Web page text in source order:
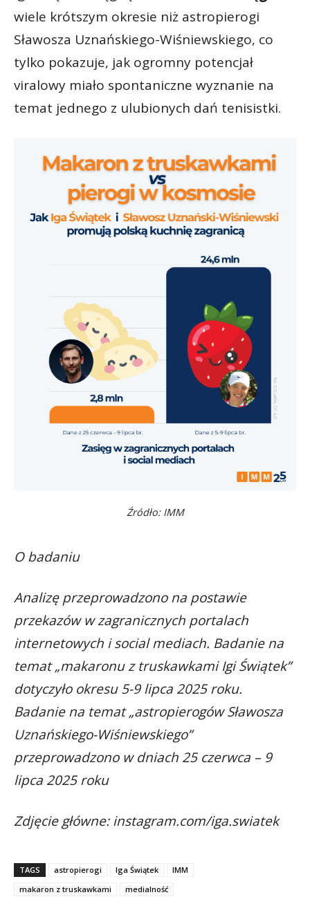
wiele krótszym okresie niż astropierogi
Sławosza Uznańskiego-Wiśniewskiego, co
tylko pokazuje, jak ogromny potencjał
viralowy miało spontaniczne wyznanie na
temat jednego z ulubionych dań tenisistki.
Źródło: IMM
O badaniu
Analizę przeprowadzono na postawie
przekazów w zagranicznych portalach
internetowych i social mediach. Badanie na
temat „makaronu z truskawkami Igi Świątek”
dotyczyło okresu 5-9 lipca 2025 roku.
Badanie na temat „astropierogów Sławosza
Uznańskiego-Wiśniewskiego”
przeprowadzono w dniach 25 czerwca – 9
lipca 2025 roku
Zdjęcie główne: instagram.com/iga.swiatek
TAGS astropierogi Iga Świątek
IMM
makaron z truskawkami
medialność